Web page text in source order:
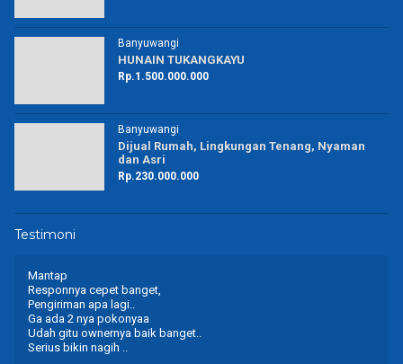
Banyuwangi
HUNAIN TUKANGKAYU
Rp.1.500.000.000
Banyuwangi
Dijual Rumah, Lingkungan Tenang, Nyaman
dan Asri
Rp.230.000.000
Testimoni
Mantap
Responnya cepet banget,
Pengiriman apa lagi..
Ga ada 2 nya pokonyaa
Udah gitu ownernya baik banget..
Serius bikin nagih ..